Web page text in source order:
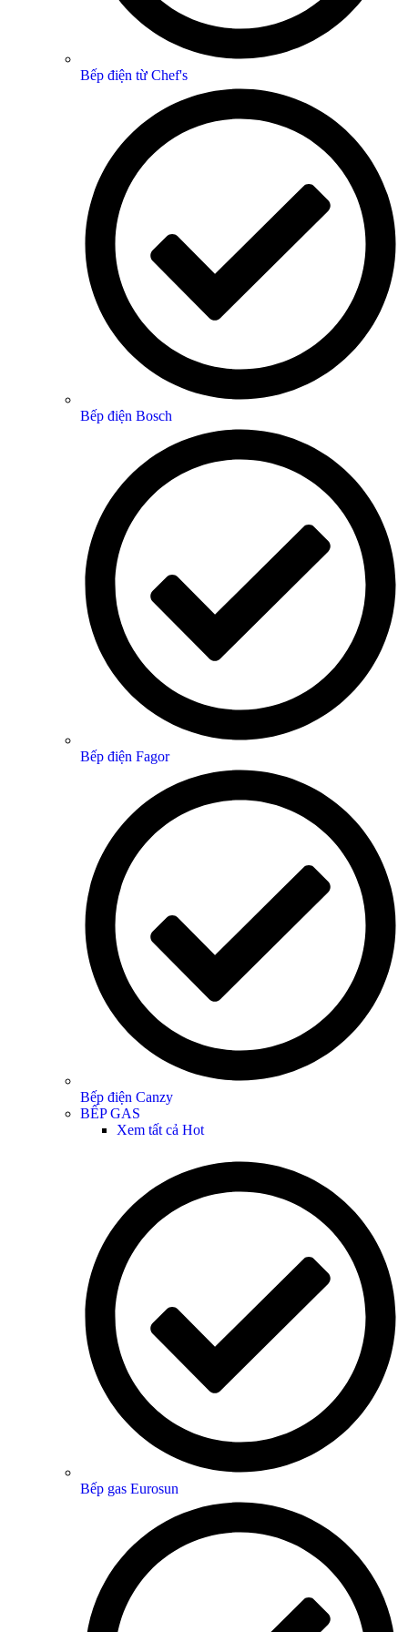
Bếp điện từ Chef's
Bếp điện Bosch
Bếp điện Fagor
Bếp điện Canzy
BẾP GAS
Xem tất cả Hot
Bếp gas Eurosun